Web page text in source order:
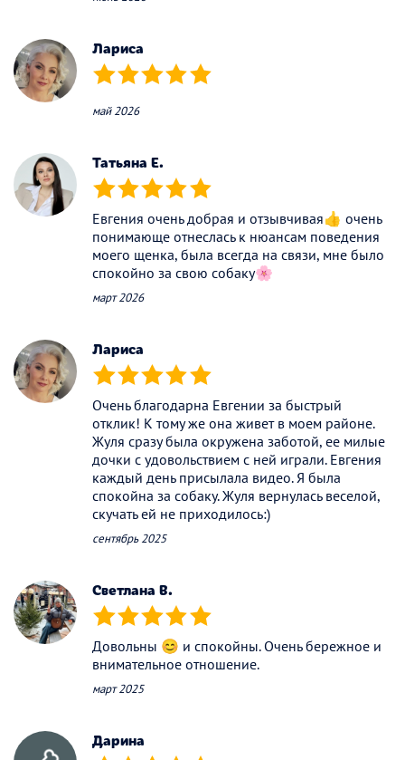
Лариса
(*) (*) (*) (*) (*)
май 2026
Татьяна Е.
(*) (*) (*) (*) (*)
Евгения очень добрая и отзывчивая👍 очень
понимающе отнеслась к нюансам поведения
моего щенка, была всегда на связи, мне было
спокойно за свою собаку🌸
март 2026
Лариса
(*) (*) (*) (*) (*)
Очень благодарна Евгении за быстрый
отклик! К тому же она живет в моем районе.
Жуля сразу была окружена заботой, ее милые
дочки с удовольствием с ней играли. Евгения
каждый день присылала видео. Я была
спокойна за собаку. Жуля вернулась веселой,
скучать ей не приходилось:)
сентябрь 2025
Светлана В.
(*) (*) (*) (*) (*)
Довольны 😊 и спокойны. Очень бережное и
внимательное отношение.
март 2025
Дарина